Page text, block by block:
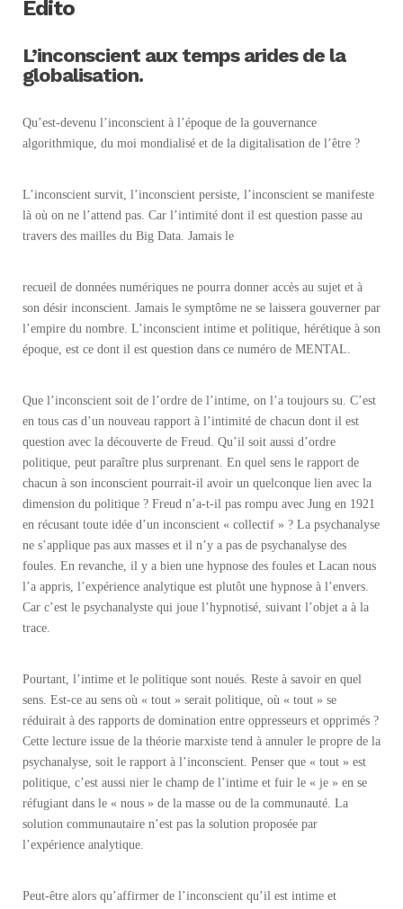
Édito
L’inconscient aux temps arides de la
globalisation.
Qu’est-devenu l’inconscient à l’époque de la gouvernance
algorithmique, du moi mondialisé et de la digitalisation de l’être ?
L’inconscient survit, l’inconscient persiste, l’inconscient se manifeste
là où on ne l’attend pas. Car l’intimité dont il est question passe au
travers des mailles du Big Data. Jamais le
recueil de données numériques ne pourra donner accès au sujet et à
son désir inconscient. Jamais le symptôme ne se laissera gouverner par
l’empire du nombre. L’inconscient intime et politique, hérétique à son
époque, est ce dont il est question dans ce numéro de MENTAL.
Que l’inconscient soit de l’ordre de l’intime, on l’a toujours su. C’est
en tous cas d’un nouveau rapport à l’intimité de chacun dont il est
question avec la découverte de Freud. Qu’il soit aussi d’ordre
politique, peut paraître plus surprenant. En quel sens le rapport de
chacun à son inconscient pourrait-il avoir un quelconque lien avec la
dimension du politique ? Freud n’a-t-il pas rompu avec Jung en 1921
en récusant toute idée d’un inconscient « collectif » ? La psychanalyse
ne s’applique pas aux masses et il n’y a pas de psychanalyse des
foules. En revanche, il y a bien une hypnose des foules et Lacan nous
l’a appris, l’expérience analytique est plutôt une hypnose à l’envers.
Car c’est le psychanalyste qui joue l’hypnotisé, suivant l’objet a à la
trace.
Pourtant, l’intime et le politique sont noués. Reste à savoir en quel
sens. Est-ce au sens où « tout » serait politique, où « tout » se
réduirait à des rapports de domination entre oppresseurs et opprimés ?
Cette lecture issue de la théorie marxiste tend à annuler le propre de la
psychanalyse, soit le rapport à l’inconscient. Penser que « tout » est
politique, c’est aussi nier le champ de l’intime et fuir le « je » en se
réfugiant dans le « nous » de la masse ou de la communauté. La
solution communautaire n’est pas la solution proposée par
l’expérience analytique.
Peut-être alors qu’affirmer de l’inconscient qu’il est intime et